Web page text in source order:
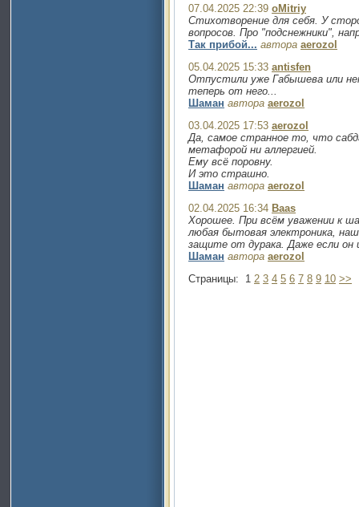
07.04.2025 22:39 oMitriy
Стихотворение для себя. У
вопросов. Про "подснежники",
Так прибой... автора aerozol
05.04.2025 15:33 antisfen
Отпустили уже Габышева или
теперь от него...
Шаман автора aerozol
03.04.2025 17:53 aerozol
Да, самое странное то, что
метафорой ни аллергией.
Ему всё поровну.
И это страшно.
Шаман автора aerozol
02.04.2025 16:34 Baas
Хорошее. При всём уважении к
любая бытовая электроника,
защите от дурака. Даже если он
Шаман автора aerozol
Страницы: 1 2 3 4 5 6 7 8 9 10 >>